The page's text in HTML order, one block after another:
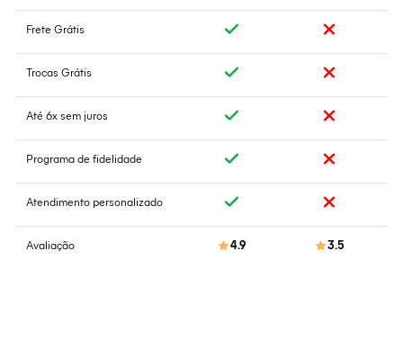
Frete Grátis
Trocas Grátis
Até 6x sem juros
Programa de fidelidade
Atendimento personalizado
Avaliação 4.9 3.5